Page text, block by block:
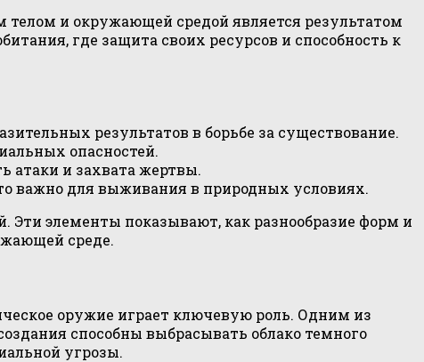
телом и окружающей средой является результатом
где защита своих ресурсов и способность к
результатов в борьбе за существование.
опасностей.
атаки и захвата жертвы.
важно для выживания в природных условиях.
Эти элементы показывают, как разнообразие форм и
среде.
оружие играет ключевую роль. Одним из
способны выбрасывать облако темного
угрозы.